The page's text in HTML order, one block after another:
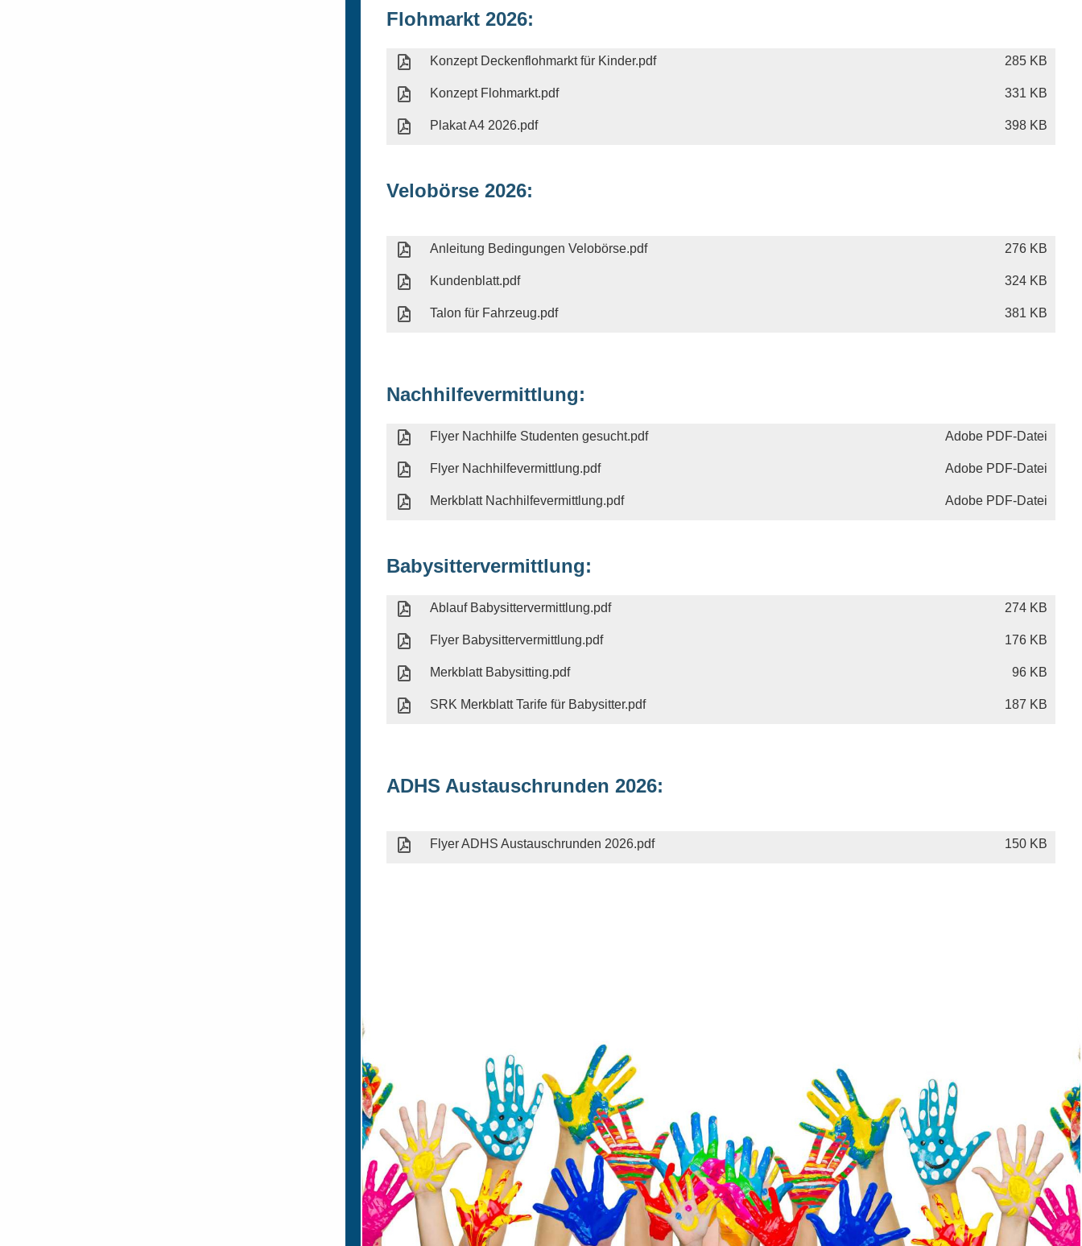
Flohmarkt 2026:
Konzept Deckenflohmarkt für Kinder.pdf 285 KB
Konzept Flohmarkt.pdf 331 KB
Plakat A4 2026.pdf 398 KB
Velobörse 2026:
Anleitung Bedingungen Velobörse.pdf 276 KB
Kundenblatt.pdf 324 KB
Talon für Fahrzeug.pdf 381 KB
Nachhilfevermittlung:
Flyer Nachhilfe Studenten gesucht.pdf Adobe PDF-Datei
Flyer Nachhilfevermittlung.pdf Adobe PDF-Datei
Merkblatt Nachhilfevermittlung.pdf Adobe PDF-Datei
Babysittervermittlung:
Ablauf Babysittervermittlung.pdf 274 KB
Flyer Babysittervermittlung.pdf 176 KB
Merkblatt Babysitting.pdf 96 KB
SRK Merkblatt Tarife für Babysitter.pdf 187 KB
ADHS Austauschrunden 2026:
Flyer ADHS Austauschrunden 2026.pdf 150 KB